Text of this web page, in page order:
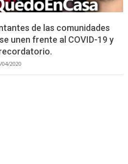
de las comunidades
unen frente al COVID-19 y
04/2020